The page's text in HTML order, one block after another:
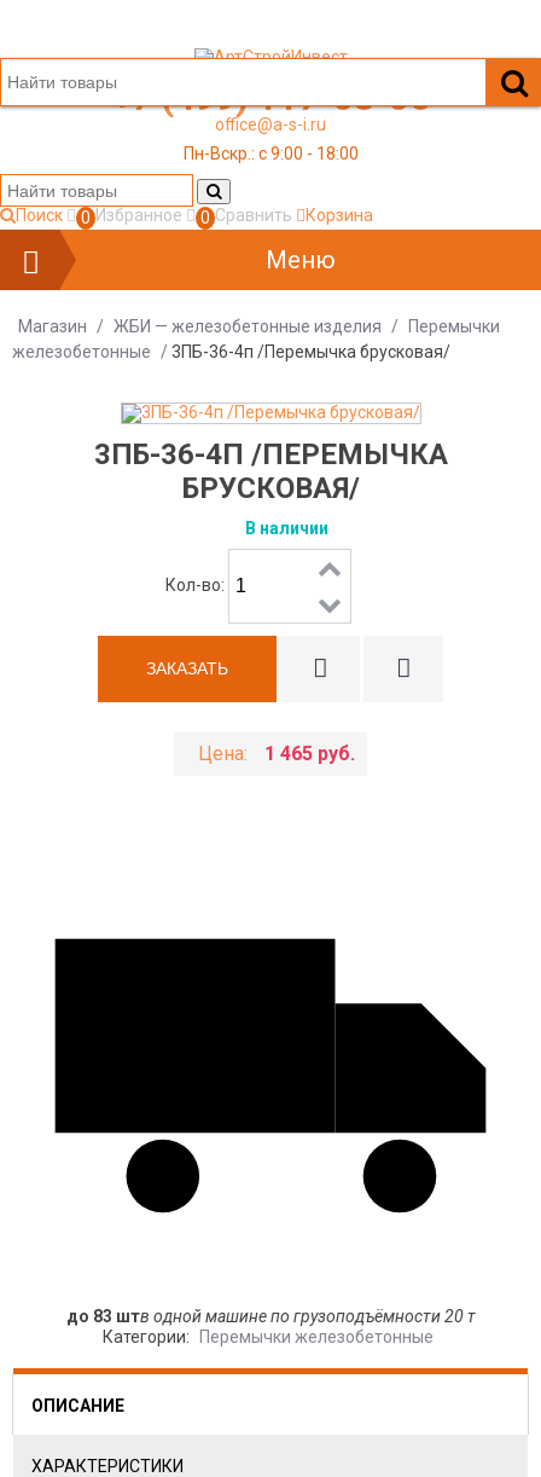
+7 (499) 117-03-05
office@a-s-i.ru
Пн-Вскр.: c 9:00 - 18:00
Поиск 0 Избранное 0 Сравнить Корзина
Меню
Магазин / ЖБИ — железобетонные изделия /
Перемычки
железобетонные
/3ПБ-36-4п /Перемычка брусковая/
3ПБ-36-4П /ПЕРЕМЫЧКА
БРУСКОВАЯ/
В наличии
Кол-во:
Цена: 1 465 руб.
до 83 штв одной машине по грузоподъёмности 20 т
Категории:
Перемычки железобетонные
ОПИСАНИЕ
ХАРАКТЕРИСТИКИ